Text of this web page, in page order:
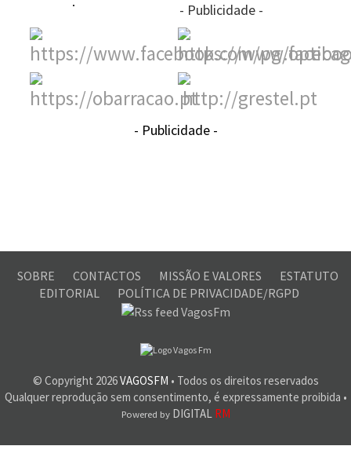
- Publicidade -
- Publicidade -
SOBRE CONTACTOS MISSÃO E VALORES
ESTATUTO
EDITORIAL
POLÍTICA DE PRIVACIDADE/RGPD
© Copyright 2026VAGOSFM • Todos os direitos reservados
Qualquer reprodução sem consentimento, é expressamente proibida •
Powered byDIGITAL RM